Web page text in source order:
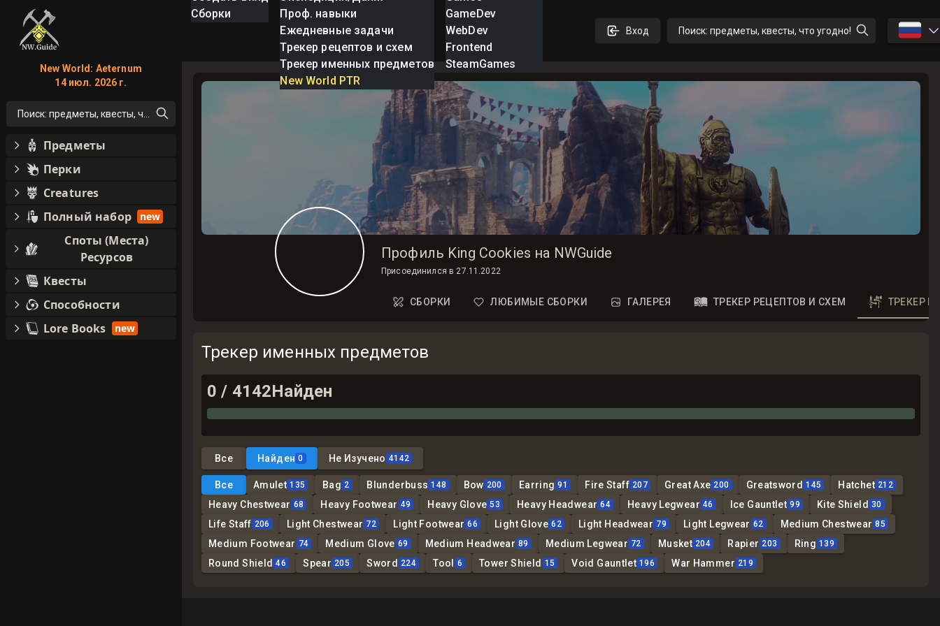
Сборки
Проф. навыки
Ежедневные задачи
Трекер рецептов и схем
Трекер именных предметов
New World PTR
GameDev
WebDev
Frontend
SteamGames
Вход Поиск: предметы, квесты, что угодно! 🇷🇺
Профиль King Cookies на NWGuide
Присоединился в 27.11.2022
СБОРКИ ЛЮБИМЫЕ СБОРКИ ГАЛЕРЕЯ ТРЕКЕР РЕЦЕПТОВ И СХЕМ ТРЕКЕР
Трекер именных предметов
0 / 4142Найден
Все Найден 0 Не Изучено 4142
Все Amulet 135 Bag 2 Blunderbuss 148 Bow 200 Earring 91 Fire Staff 207 Great Axe 200 Greatsword 145 Hatchet 212
Heavy Chestwear 68 Heavy Footwear 49 Heavy Glove 53 Heavy Headwear 64 Heavy Legwear 46 Ice Gauntlet 99 Kite Shield 30
Life Staff 206 Light Chestwear 72 Light Footwear 66 Light Glove 62 Light Headwear 79 Light Legwear 62 Medium Chestwear 85
Medium Footwear 74 Medium Glove 69 Medium Headwear 89 Medium Legwear 72 Musket 204 Rapier 203 Ring 139
Round Shield 46 Spear 205 Sword 224 Tool 6 Tower Shield 15 Void Gauntlet 196 War Hammer 219
New World: Aeternum
14 июл. 2026 г.
Поиск: предметы, квесты, что угодно!
Предметы
Перки
Creatures
Полный набор
new
Споты (Места)
Ресурсов
Квесты
Способности
Lore Books
new